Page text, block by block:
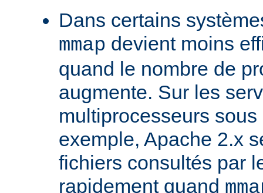
Dans certains
mmap devient moins
quand le nombre de
augmente. Sur les
multiprocesseurs
exemple, Apache 2.x
fichiers consultés par
rapidement quand